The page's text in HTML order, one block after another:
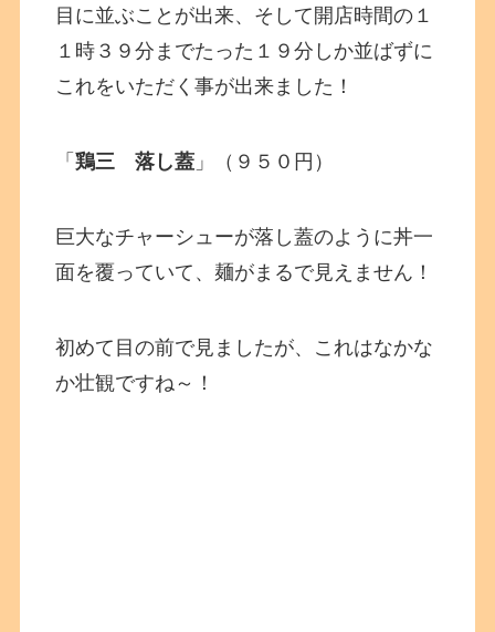
目に並ぶことが出来、そして開店時間の１
１時３９分までたった１９分しか並ばずに
これをいただく事が出来ました！
「鶏三 落し蓋 」（９５０円）
巨大なチャーシューが落し蓋のように丼一
面を覆っていて、麺がまるで見えません！
初めて目の前で見ましたが、これはなかな
か壮観ですね～！